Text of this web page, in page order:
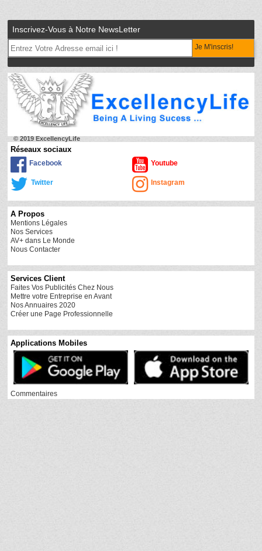
Inscrivez-Vous à Notre NewsLetter
Je M'inscris!
© 2019 ExcellencyLife
Réseaux sociaux
Facebook Youtube
Twitter Instagram
A Propos
Mentions Légales
Nos Services
AV+ dans Le Monde
Nous Contacter
Services Client
Faites Vos Publicités Chez Nous
Mettre votre Entreprise en Avant
Nos Annuaires 2020
Créer une Page Professionnelle
Applications Mobiles
Commentaires